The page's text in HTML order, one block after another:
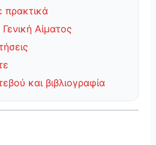
πρακτικά
Αίματος
και βιβλιογραφία